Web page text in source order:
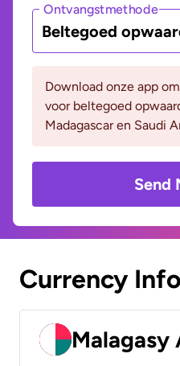
Ontvangstmethode
Beltegoed
Download onze app
voor beltegoed
Madagascar en Saudi
Send
Currency
Malagasy